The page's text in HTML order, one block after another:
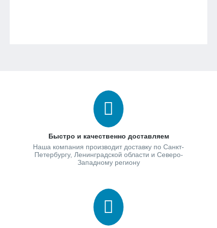
Быстро и качественно доставляем
Наша компания производит доставку по Санкт-
Петербургу, Ленинградской области и Северо-
Западному региону